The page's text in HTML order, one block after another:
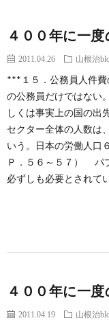
４００年に一
2011.04.26 山根治
***１５．公務員人件
の公務員だけではない
しくは事実上の国の出
セクター全体の人数は
いう。日本の労働人口
Ｐ．５６～５７） パ
必ずしも必要とされて
４００年に一
2011.04.19 山根治